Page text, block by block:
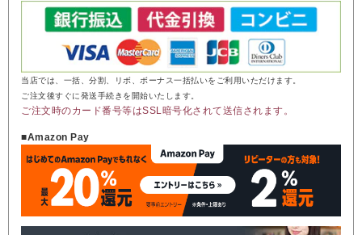
当店では、一括、分割、リボ、ボーナス一括払いをご利用いただけます。
ご注文後すぐに発送手続きを開始いたします。
ご注文時のカード番号等はSSL暗号化されて送信されます。
■Amazon Pay